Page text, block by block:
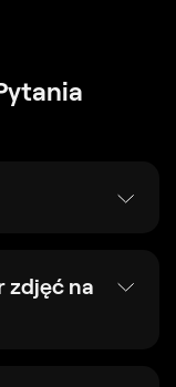
zdjęć na